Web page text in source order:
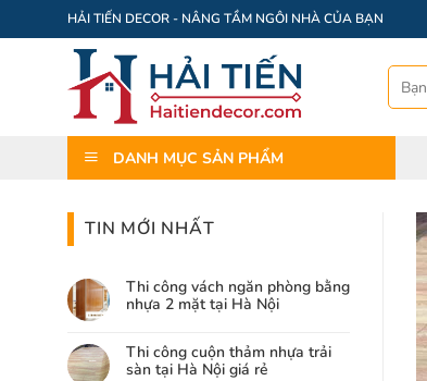
qua
HẢI TIẾN DECOR - NÂNG TẦM NGÔI NHÀ CỦA BẠN
Tìm
kiếm:
DANH MỤC SẢN PHẨM
TIN MỚI NHẤT
Thi công vách ngăn phòng bằng
nhựa 2 mặt tại Hà Nội
Thi công cuộn thảm nhựa trải
sàn tại Hà Nội giá rẻ